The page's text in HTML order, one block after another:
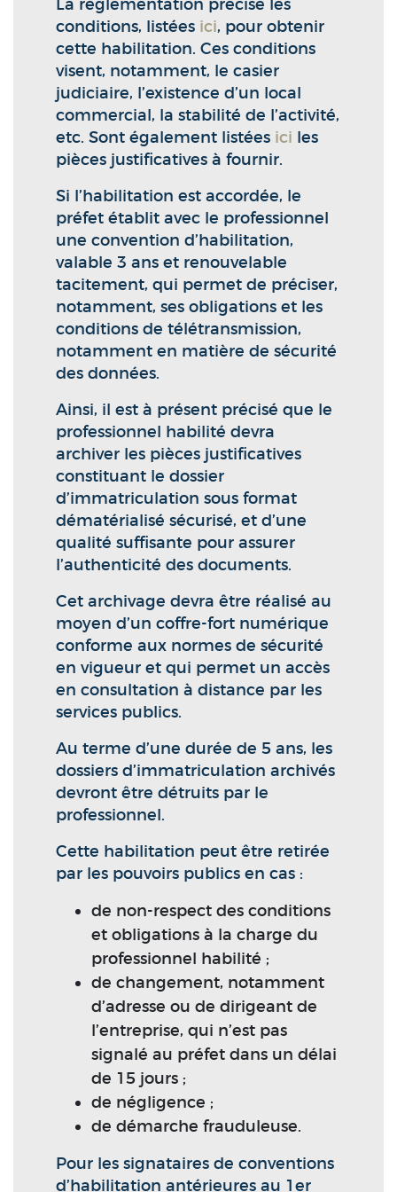
La règlementation précise les
conditions, listées ici, pour obtenir
cette habilitation. Ces conditions
visent, notamment, le casier
judiciaire, l’existence d’un local
commercial, la stabilité de l’activité,
etc. Sont également listées ici les
pièces justificatives à fournir.
Si l’habilitation est accordée, le
préfet établit avec le professionnel
une convention d’habilitation,
valable 3 ans et renouvelable
tacitement, qui permet de préciser,
notamment, ses obligations et les
conditions de télétransmission,
notamment en matière de sécurité
des données.
Ainsi, il est à présent précisé que le
professionnel habilité devra
archiver les pièces justificatives
constituant le dossier
d’immatriculation sous format
dématérialisé sécurisé, et d’une
qualité suffisante pour assurer
l’authenticité des documents.
Cet archivage devra être réalisé au
moyen d’un coffre-fort numérique
conforme aux normes de sécurité
en vigueur et qui permet un accès
en consultation à distance par les
services publics.
Au terme d’une durée de 5 ans, les
dossiers d’immatriculation archivés
devront être détruits par le
professionnel.
Cette habilitation peut être retirée
par les pouvoirs publics en cas :
de non-respect des conditions
et obligations à la charge du
professionnel habilité ;
de changement, notamment
d’adresse ou de dirigeant de
l’entreprise, qui n’est pas
signalé au préfet dans un délai
de 15 jours ;
de négligence ;
de démarche frauduleuse.
Pour les signataires de conventions
d’habilitation antérieures au 1er